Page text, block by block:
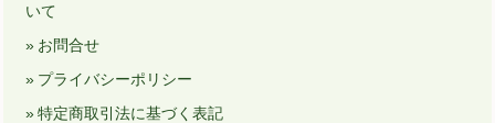
いて
お問合せ
プライバシーポリシー
特定商取引法に基づく表記